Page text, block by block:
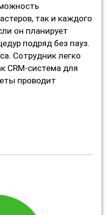
так и каждого
он планирует
подряд без пауз.
Сотрудник легко
CRM-система для
проводит